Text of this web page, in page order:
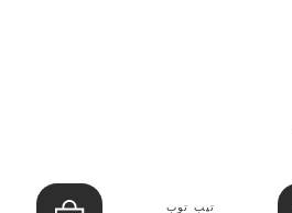
تيب توب